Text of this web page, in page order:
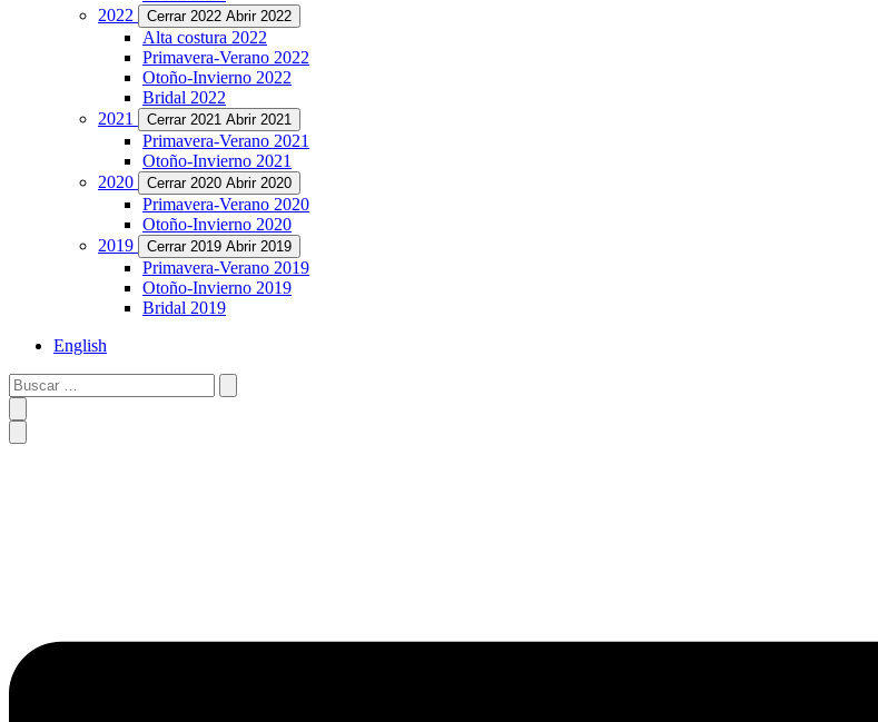
2022
Cerrar 2022 Abrir 2022
Alta costura 2022
Primavera-Verano 2022
Otoño-Invierno 2022
Bridal 2022
2021
Cerrar 2021 Abrir 2021
Primavera-Verano 2021
Otoño-Invierno 2021
2020
Cerrar 2020 Abrir 2020
Primavera-Verano 2020
Otoño-Invierno 2020
2019
Cerrar 2019 Abrir 2019
Primavera-Verano 2019
Otoño-Invierno 2019
Bridal 2019
English
Buscar
…